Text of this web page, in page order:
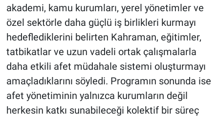
akademi, kamu kurumları, yerel yönetimler ve
özel sektörle daha güçlü iş birlikleri kurmayı
hedeflediklerini belirten Kahraman, eğitimler,
tatbikatlar ve uzun vadeli ortak çalışmalarla
daha etkili afet müdahale sistemi oluşturmayı
amaçladıklarını söyledi. Programın sonunda ise
afet yönetiminin yalnızca kurumların değil
herkesin katkı sunabileceği kolektif bir süreç